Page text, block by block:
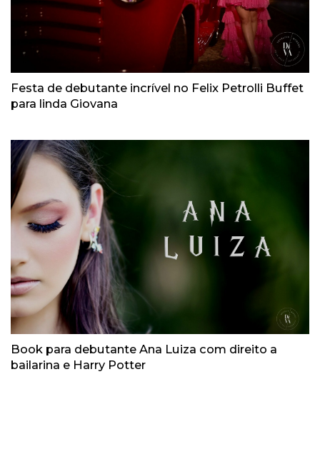
Festa de debutante incrível no Felix Petrolli Buffet
para linda Giovana
Book para debutante Ana Luiza com direito a
bailarina e Harry Potter